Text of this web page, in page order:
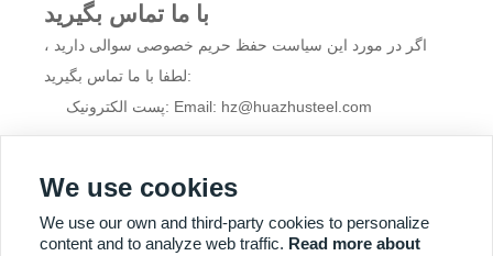
با ما تماس بگیرید
اگر در مورد این سیاست حفظ حریم خصوصی سوالی دارید ،
لطفا با ما تماس بگیرید:
پست الکترونیک: Email: hz@huazhusteel.com
We use cookies
We use our own and third-party cookies to personalize
content and to analyze web traffic. Read more about